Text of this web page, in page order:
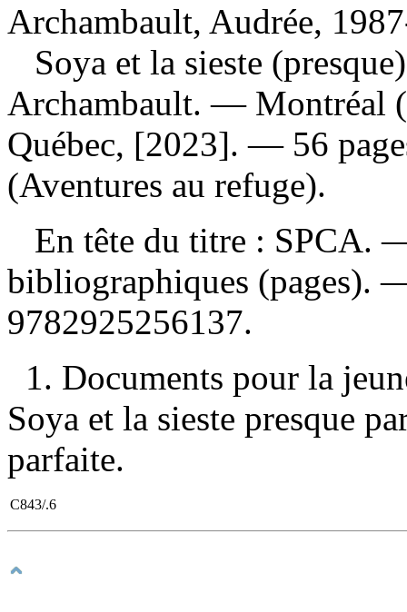
Archambault, Audrée,
Soya et la sieste
Archambault. — Montréal
Québec, [2023]. — 56
(Aventures au refuge).
En tête du titre : SPCA.
bibliographiques (pages).
9782925256137.
1. Documents pour la
Soya et la sieste presque
parfaite.
C843/.6